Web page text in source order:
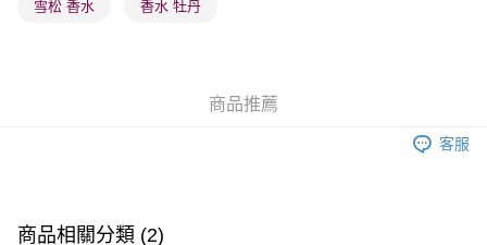
每筆HK$20.00，滿HK$100.00或以上免運費
雪松 香水 香水 牡丹
商品推薦
客服
商品相關分類 (2)